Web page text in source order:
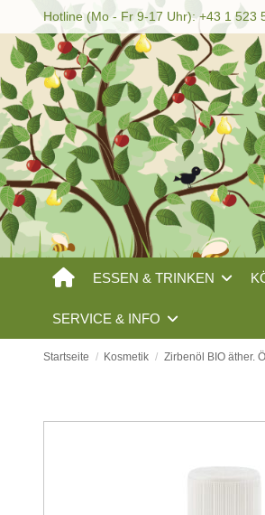
Hotline (Mo - Fr 9-17 Uhr): +43 1 523
ESSEN & TRINKEN
SERVICE & INFO
Startseite Kosmetik Zirbenöl BIO äther.